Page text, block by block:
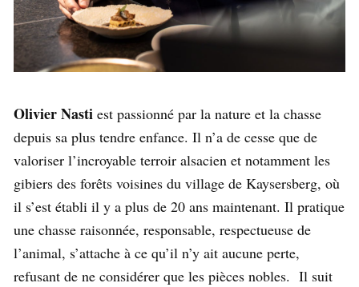
Olivier Nasti est passionné par la nature et la chasse
depuis sa plus tendre enfance. Il n’a de cesse que de
valoriser l’incroyable terroir alsacien et notamment les
gibiers des forêts voisines du village de Kaysersberg, où
il s’est établi il y a plus de 20 ans maintenant. Il pratique
une chasse raisonnée, responsable, respectueuse de
l’animal, s’attache à ce qu’il n’y ait aucune perte,
refusant de ne considérer que les pièces nobles. Il suit